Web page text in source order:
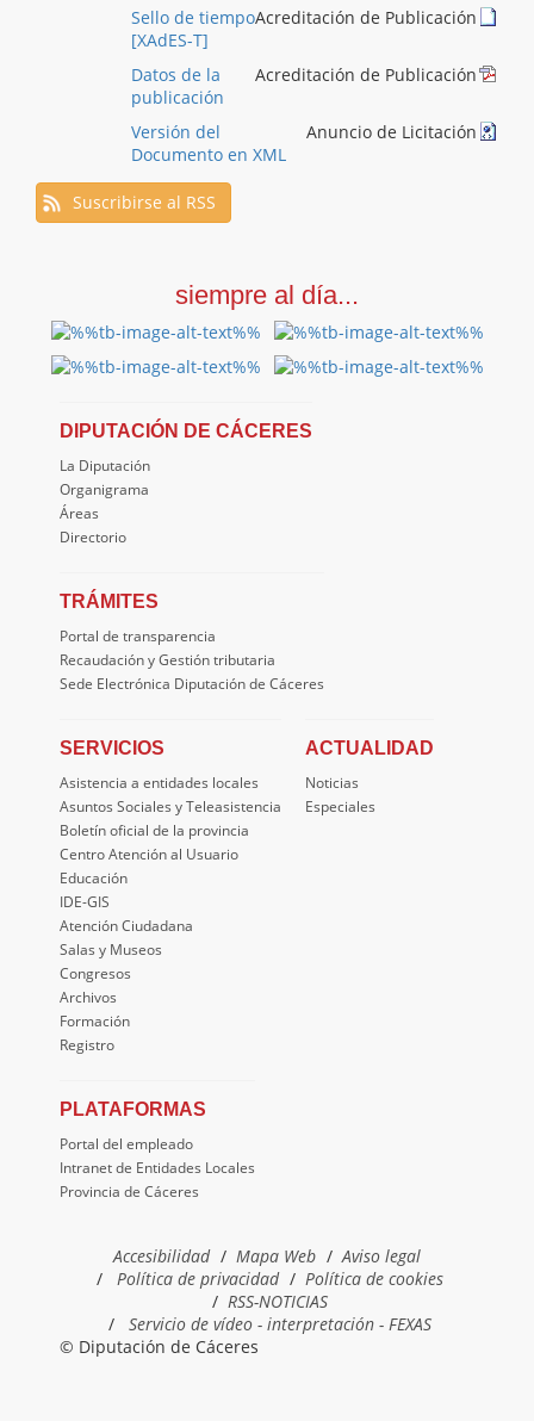
Acreditación de Publicación
Sello de tiempo
[XAdES-T]
Acreditación de Publicación
Datos de la
publicación
Anuncio de Licitación
Versión del
Documento en XML
Suscribirse al RSS
siempre al día...
DIPUTACIÓN DE CÁCERES
La Diputación
Organigrama
Áreas
Directorio
TRÁMITES
Portal de transparencia
Recaudación y Gestión tributaria
Sede Electrónica Diputación de Cáceres
SERVICIOS
Asistencia a entidades locales
Asuntos Sociales y Teleasistencia
Boletín oficial de la provincia
Centro Atención al Usuario
Educación
IDE-GIS
Atención Ciudadana
Salas y Museos
Congresos
Archivos
Formación
Registro
ACTUALIDAD
Noticias
Especiales
PLATAFORMAS
Portal del empleado
Intranet de Entidades Locales
Provincia de Cáceres
Accesibilidad Mapa Web
Aviso legal
Política de privacidad
Política de cookies
RSS-NOTICIAS
Servicio de vídeo - interpretación - FEXAS
© Diputación de Cáceres